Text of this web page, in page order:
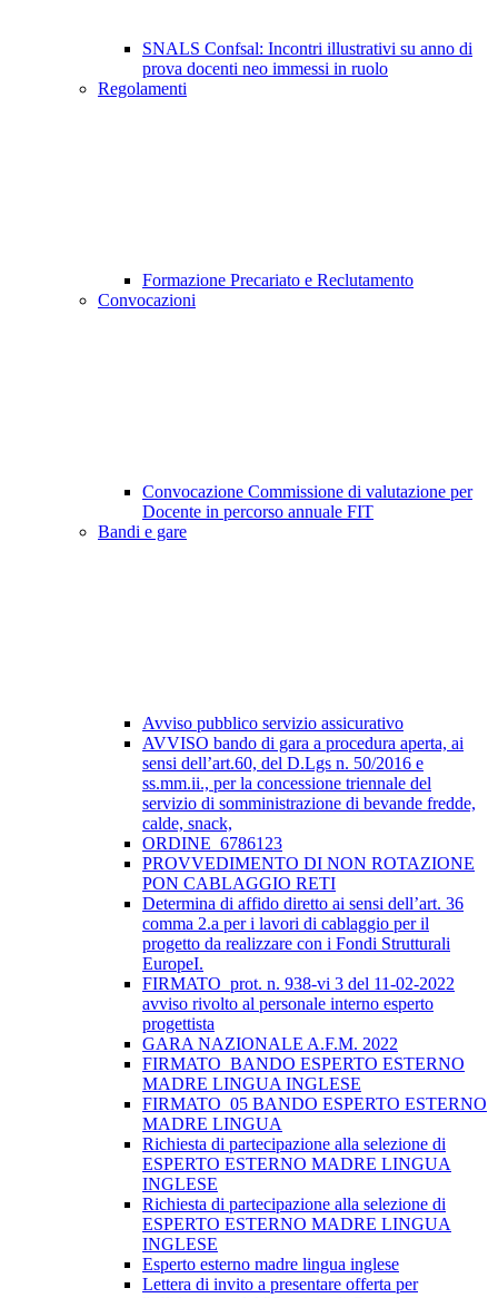
SNALS Confsal: Incontri illustrativi su anno di
prova docenti neo immessi in ruolo
Regolamenti
Formazione Precariato e Reclutamento
Convocazioni
Convocazione Commissione di valutazione per
Docente in percorso annuale FIT
Bandi e gare
Avviso pubblico servizio assicurativo
AVVISO bando di gara a procedura aperta, ai
sensi dell’art.60, del D.Lgs n. 50/2016 e
ss.mm.ii., per la concessione triennale del
servizio di somministrazione di bevande fredde,
calde, snack,
ORDINE_6786123
PROVVEDIMENTO DI NON ROTAZIONE
PON CABLAGGIO RETI
Determina di affido diretto ai sensi dell’art. 36
comma 2.a per i lavori di cablaggio per il
progetto da realizzare con i Fondi Strutturali
EuropeI.
FIRMATO_prot. n. 938-vi 3 del 11-02-2022
avviso rivolto al personale interno esperto
progettista
GARA NAZIONALE A.F.M. 2022
FIRMATO_BANDO ESPERTO ESTERNO
MADRE LINGUA INGLESE
FIRMATO_05 BANDO ESPERTO ESTERNO
MADRE LINGUA
Richiesta di partecipazione alla selezione di
ESPERTO ESTERNO MADRE LINGUA
INGLESE
Richiesta di partecipazione alla selezione di
ESPERTO ESTERNO MADRE LINGUA
INGLESE
Esperto esterno madre lingua inglese
Lettera di invito a presentare offerta per